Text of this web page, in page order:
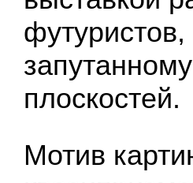
плоскостей.
Мотив